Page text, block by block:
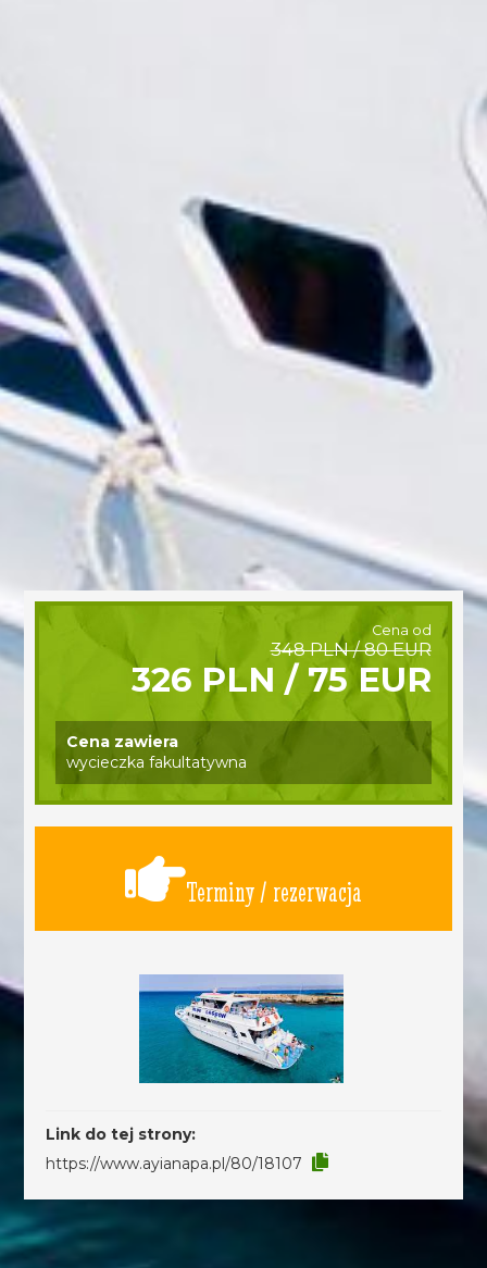
Cena od
348 PLN / 80 EUR
326 PLN / 75 EUR
Cena zawiera
wycieczka fakultatywna
Terminy / rezerwacja
Link do tej strony:
https://www.ayianapa.pl/80/18107